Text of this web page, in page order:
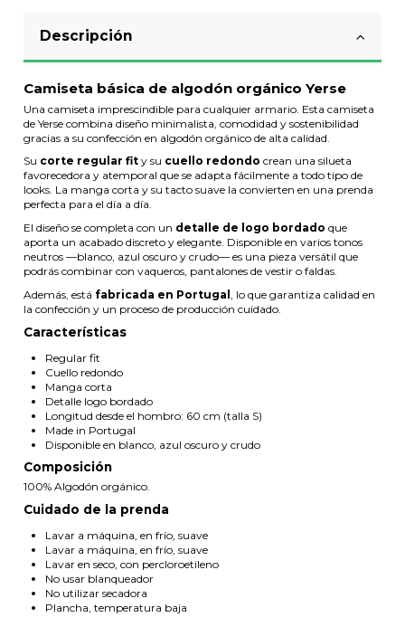
Descripción
Camiseta básica de algodón orgánico Yerse
Una camiseta imprescindible para cualquier armario. Esta camiseta
de Yerse combina diseño minimalista, comodidad y sostenibilidad
gracias a su confección en algodón orgánico de alta calidad.
Su corte regular fit y su cuello redondo crean una silueta
favorecedora y atemporal que se adapta fácilmente a todo tipo de
looks. La manga corta y su tacto suave la convierten en una prenda
perfecta para el día a día.
El diseño se completa con un detalle de logo bordado que
aporta un acabado discreto y elegante. Disponible en varios tonos
neutros —blanco, azul oscuro y crudo— es una pieza versátil que
podrás combinar con vaqueros, pantalones de vestir o faldas.
Además, está fabricada en Portugal , lo que garantiza calidad en
la confección y un proceso de producción cuidado.
Características
Regular fit
Cuello redondo
Manga corta
Detalle logo bordado
Longitud desde el hombro: 60 cm (talla S)
Made in Portugal
Disponible en blanco, azul oscuro y crudo
Composición
100% Algodón orgánico.
Cuidado de la prenda
Lavar a máquina, en frío, suave
Lavar a máquina, en frío, suave
Lavar en seco, con percloroetileno
No usar blanqueador
No utilizar secadora
Plancha, temperatura baja